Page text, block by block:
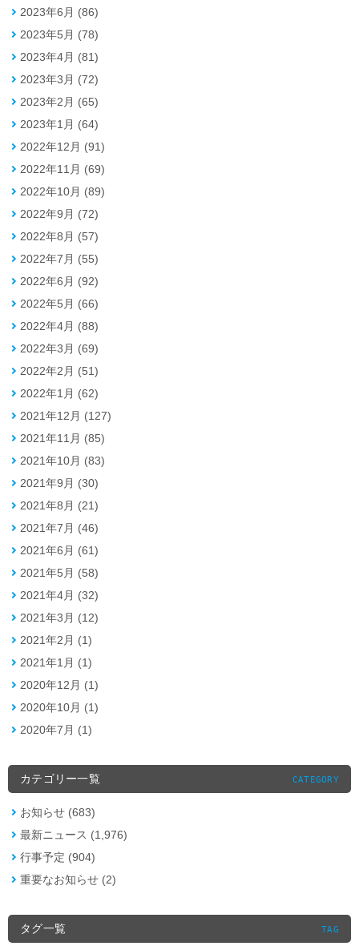
2023年6月 (86)
2023年5月 (78)
2023年4月 (81)
2023年3月 (72)
2023年2月 (65)
2023年1月 (64)
2022年12月 (91)
2022年11月 (69)
2022年10月 (89)
2022年9月 (72)
2022年8月 (57)
2022年7月 (55)
2022年6月 (92)
2022年5月 (66)
2022年4月 (88)
2022年3月 (69)
2022年2月 (51)
2022年1月 (62)
2021年12月 (127)
2021年11月 (85)
2021年10月 (83)
2021年9月 (30)
2021年8月 (21)
2021年7月 (46)
2021年6月 (61)
2021年5月 (58)
2021年4月 (32)
2021年3月 (12)
2021年2月 (1)
2021年1月 (1)
2020年12月 (1)
2020年10月 (1)
2020年7月 (1)
カテゴリー一覧 CATEGORY
お知らせ (683)
最新ニュース (1,976)
行事予定 (904)
重要なお知らせ (2)
タグ一覧 TAG